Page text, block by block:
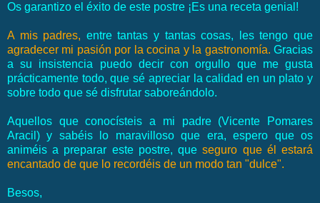
Os garantizo el éxito de este postre ¡Es una receta genial!
A mis padres, entre tantas y tantas cosas, les tengo que
agradecer mi pasión por la cocina y la gastronomía. Gracias
a su insistencia puedo decir con orgullo que me gusta
prácticamente todo, que sé apreciar la calidad en un plato y
sobre todo que sé disfrutar saboreándolo.
Aquellos que conocísteis a mi padre (Vicente Pomares
Aracil) y sabéis lo maravilloso que era, espero que os
animéis a preparar este postre, queseguro que él estará
encantado de que lo recordéis de un modo tan "dulce".
Besos,